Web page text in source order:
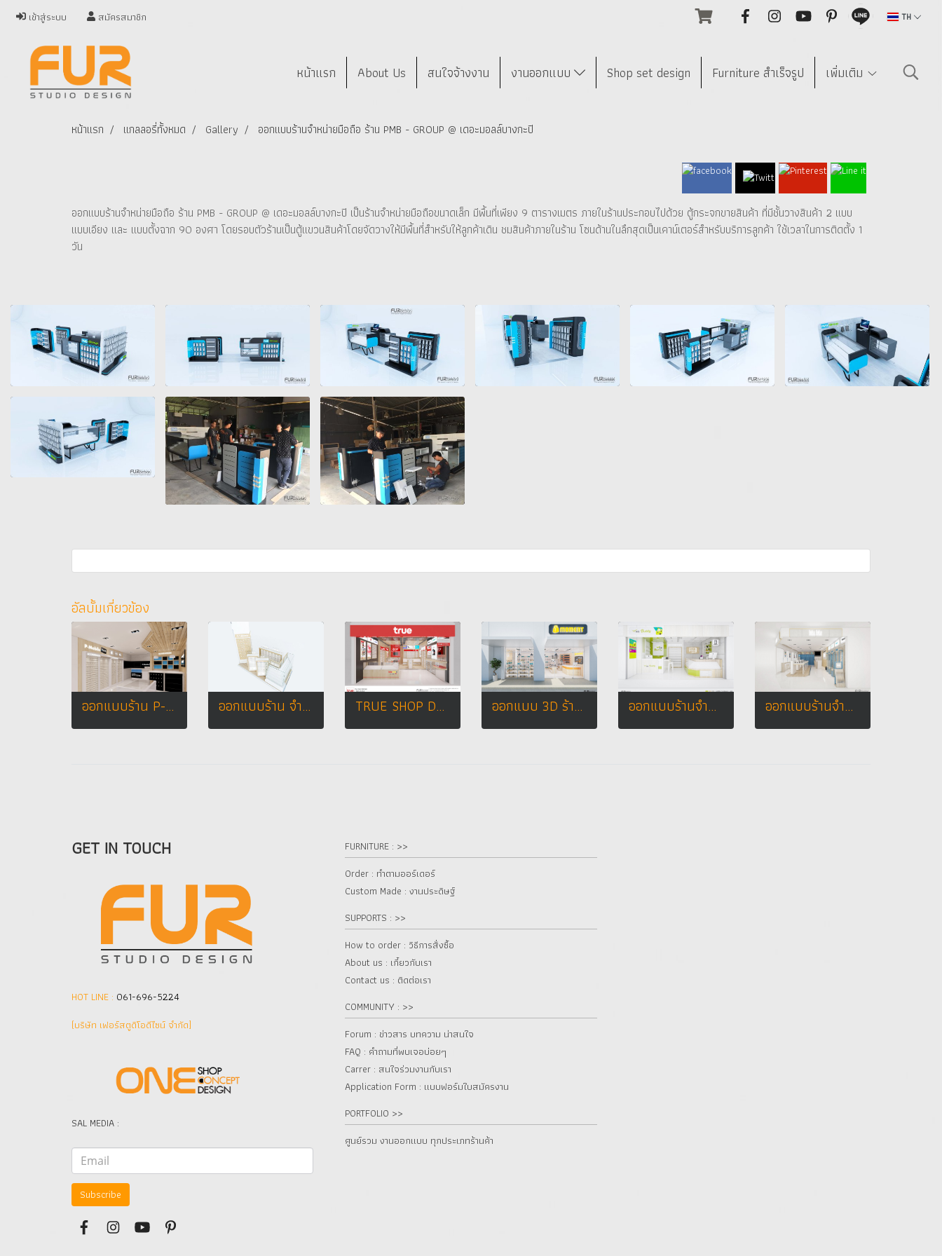
เข้าสู่ระบบ สมัครสมาชิก TH
หน้าแรก About Us สนใจจ้างงาน งานออกแบบ Shop set design Furniture สำเร็จรูป เพิ่มเติม
หน้าแรก แกลลอรี่ทั้งหมด Gallery ออกแบบร้านจำหน่ายมือถือ ร้าน PMB - GROUP @ เดอะมอลล์บางกะปิ
ออกแบบร้านจำหน่ายมือถือ ร้าน PMB - GROUP @ เดอะมอลล์บางกะปิ เป็นร้านจำหน่ายมือถือขนาดเล็ก มีพื้นที่เพียง 9 ตารางเมตร ภายในร้านประกอบไปด้วย ตู้กระจกขายสินค้า ที่มีชั้นวางสินค้า 2 แบบ
แบบเอียง และ แบบตั้งฉาก 90 องศา โดยรอบตัวร้านเป็นตู้แขวนสินค้าโดยจัดวางให้มีพื้นที่สำหรับให้ลูกค้าเดิน ชมสินค้าภายในร้าน โซนด้านในลึกสุดเป็นเคาน์เตอร์สำหรับบริการลูกค้า ใช้เวลาในการติดตั้ง 1
วัน
อัลบั้มเกี่ยวข้อง
ออกแบบร้าน P-Mobile Plus เกาะพีพี จังหวัดกระบี่ ออกแบบร้าน จำหน่ายอุปกรณ์มือถือ CT เทเลคอม TRUE SHOP DESIGN ออกแบบ 3D ร้าน MOMENT ร้านจำหน่ายกิ๊ฟช็อป ขายสินค้าหลายหมวดหมู่ เช่น เครื่องสำอาง , กระเป๋า , รองเท้า , ของใช้ในชีวิตประจำวัน , ของตกแต่งบ้าน ฯลฯ ออกแบบร้านจำหน่ายมือถือ ร้าน ร้าน ais buddy by น้ำแข็งโฟน จ.ห้างกาฬสินธุ์พลาซ่า จ.กาฬสินธุ์ ออกแบบร้านจำหน่ายมือถือ ร้านโฟนโฟน เทสโก้ดลตัส อ.เสนา จ.พระนครศรีอยุธยา
GET IN TOUCH
HOT LINE : 061-696-5224
(บริษัท เฟอร์สตูดิโอดีไซน์ จำกัด]
SAL MEDIA :
Subscribe
FURNITURE : >>
Order : ทำตามออร์เดอร์
Custom Made : งานประดิษฐ์
SUPPORTS : >>
How to order : วิธีการสั่งซื้อ
About us : เกี๋ยวกับเรา
Contact us : ติดต่อเรา
COMMUNITY : >>
Forum : ข่าวสาร บทความ น่าสนใจ
FAQ : คำถามที่พบเจอบ่อยๆ
Carrer : สนใจร่วมงานกับเรา
Application Form : แบบฟอร์มใบสมัครงาน
PORTFOLIO >>
ศูนย์รวม งานออกแบบ ทุกประเภทร้านค้า